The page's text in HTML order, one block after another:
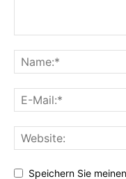
Speichern Sie